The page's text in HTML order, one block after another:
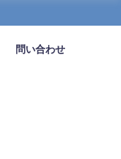
問い合わせ